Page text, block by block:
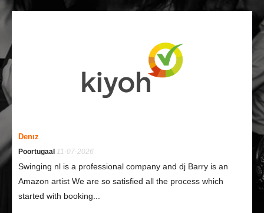
Denız
Poortugaal 11-07-2026
Swinging nl is a professional company and dj Barry is an
Amazon artist We are so satisfied all the process which
started with booking...